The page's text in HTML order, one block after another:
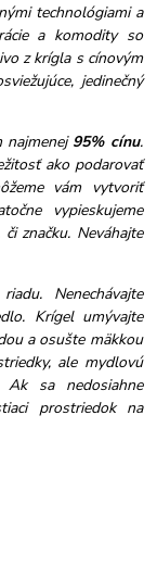
technológiami a
a komodity so
z krígla s cínovým
jedinečný
najmenej 95% cínu.
ako podarovať
vám vytvoriť
vypieskujeme
značku. Neváhajte
Nenechávajte
Krígel umývajte
a osušte mäkkou
ale mydlovú
Ak sa nedosiahne
prostriedok na